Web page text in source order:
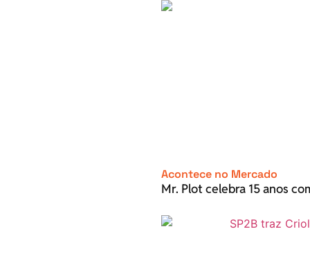
Acontece no Mercado
Mr. Plot celebra 15 anos